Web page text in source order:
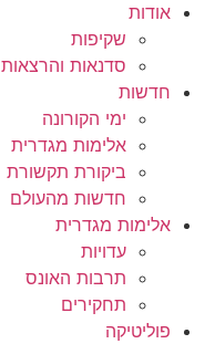
אודות
שקיפות
סדנאות והרצאות
חדשות
ימי הקורונה
אלימות מגדרית
ביקורת תקשורת
חדשות מהעולם
אלימות מגדרית
עדויות
תרבות האונס
תחקירים
פוליטיקה